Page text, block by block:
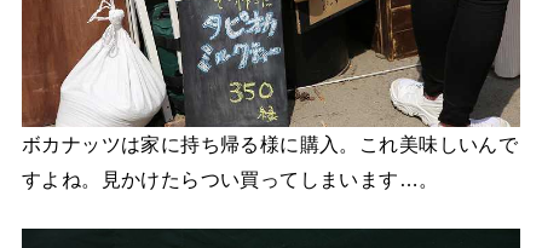
ボカナッツは家に持ち帰る様に購入。これ美味しいんで
すよね。見かけたらつい買ってしまいます…。